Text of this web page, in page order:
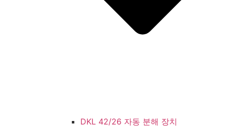
DKL 42/26 자동 분해 장치